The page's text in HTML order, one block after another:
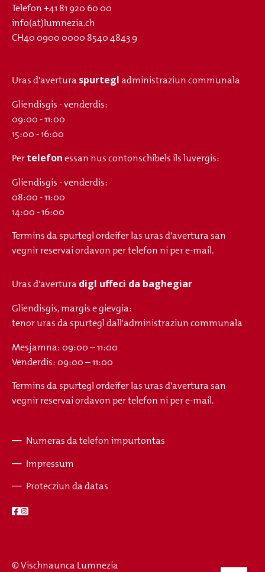
Telefon+41 81 920 60 00
info(at)lumnezia.ch
CH40 0900 0000 8540 4843 9
Uras d'averturaspurtegladministraziun communala
Gliendisgis - venderdis:
09:00 - 11:00
15:00 - 16:00
Pertelefonessan nus contonschibels ils luvergis:
Gliendisgis - venderdis:
08:00 - 11:00
14:00 - 16:00
Termins da spurtegl ordeifer las uras d'avertura san
vegnir reservai ordavon per telefon ni per e-mail.
Uras d'averturadigl uffeci da baghegiar
Gliendisgis, margis e gievgia:
tenor uras da spurtegl dall'administraziun communala
Mesjamna: 09:00 – 11:00
Venderdis: 09:00 – 11:00
Termins da spurtegl ordeifer las uras d'avertura san
vegnir reservai ordavon per telefon ni per e-mail.
Numeras da telefon impurtontas
Impressum
Protecziun da datas
© Vischnaunca Lumnezia